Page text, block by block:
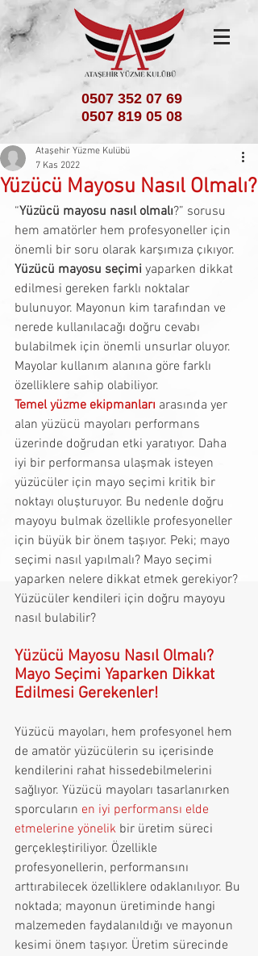
0507 352 07 69
0507 819 05 08
Yüzücü Mayosu Nasıl Olmalı?
Ataşehir Yüzme Kulübü
7 Kas 2022
“Yüzücü mayosu nasıl olmalı?” sorusu
hem amatörler hem profesyoneller için
önemli bir soru olarak karşımıza çıkıyor.
Yüzücü mayosu seçimi yaparken dikkat
edilmesi gereken farklı noktalar
bulunuyor. Mayonun kim tarafından ve
nerede kullanılacağı doğru cevabı
bulabilmek için önemli unsurlar oluyor.
Mayolar kullanım alanına göre farklı
özelliklere sahip olabiliyor.
Temel yüzme ekipmanları arasında yer
alan yüzücü mayoları performans
üzerinde doğrudan etki yaratıyor. Daha
iyi bir performansa ulaşmak isteyen
yüzücüler için mayo seçimi kritik bir
noktayı oluşturuyor. Bu nedenle doğru
mayoyu bulmak özellikle profesyoneller
için büyük bir önem taşıyor. Peki; mayo
seçimi nasıl yapılmalı? Mayo seçimi
yaparken nelere dikkat etmek gerekiyor?
Yüzücüler kendileri için doğru mayoyu
nasıl bulabilir?
Yüzücü Mayosu Nasıl Olmalı?
Mayo Seçimi Yaparken Dikkat
Edilmesi Gerekenler!
Yüzücü mayoları, hem profesyonel hem
de amatör yüzücülerin su içerisinde
kendilerini rahat hissedebilmelerini
sağlıyor. Yüzücü mayoları tasarlanırken
sporcuların en iyi performansı elde
etmelerine yönelik bir üretim süreci
gerçekleştiriliyor. Özellikle
profesyonellerin, performansını
arttırabilecek özelliklere odaklanılıyor. Bu
noktada; mayonun üretiminde hangi
malzemeden faydalanıldığı ve mayonun
kesimi önem taşıyor. Üretim sürecinde